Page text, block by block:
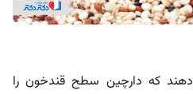
که دارچین سطح قندخون را